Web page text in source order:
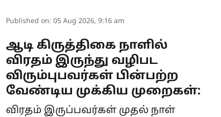
Published on: 05 Aug 2026, 9:16 am
ஆடி கிருத்திகை நாளில்
விரதம் இருந்து வழிபட
விரும்புபவர்கள் பின்பற்ற
வேண்டிய முக்கிய முறைகள்:
விரதம் இருப்பவர்கள் முதல் நாள்